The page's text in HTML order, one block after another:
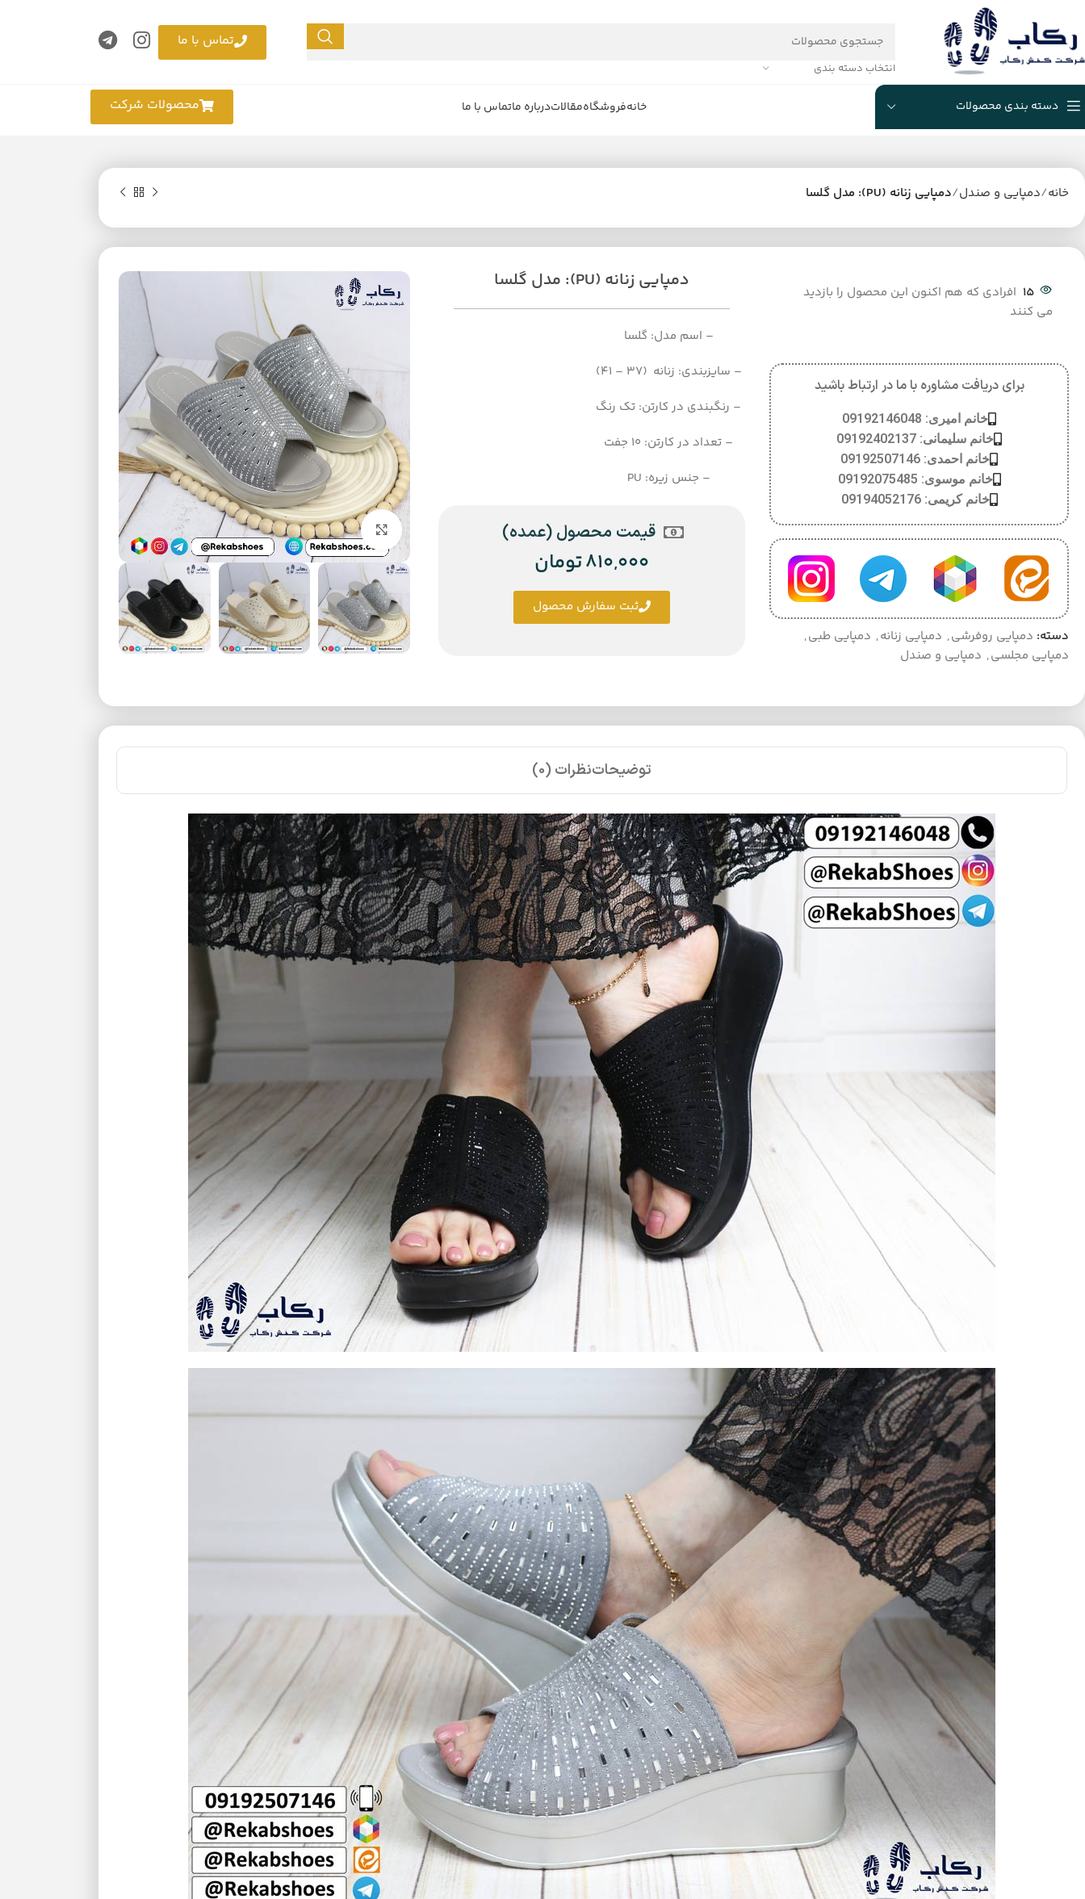
انتخاب دسته بندی
تماس با ما
دسته بندی محصولات خانهفروشگاهمقالاتدرباره ماتماس با ما محصولات شرکت
خانه دمپایی و صندل دمپایی زنانه (PU): مدل گلسا
15 افرادی که هم اکنون این محصول را بازدید
می کنند
برای دریافت مشاوره با ما در ارتباط باشید
خانم امیری: 09192146048
خانم سلیمانی: 09192402137
خانم احمدی: 09192507146
خانم موسوی: 09192075485
خانم کریمی: 09194052176
دسته: دمپایی روفرشی, دمپایی زنانه, دمپایی طبی,
دمپایی مجلسی, دمپایی و صندل
دمپایی زنانه (PU): مدل گلسا
– اسم مدل: گلسا
– سایزبندی: زنانه (37 – 41)
– رنگبندی در کارتن: تک رنگ
– تعداد در کارتن: 10 جفت
– جنس زیره: PU
قیمت محصول (عمده)
810,000تومان
ثبت سفارش محصول
بزرگنمایی تصویر
توضیحاتنظرات (0)